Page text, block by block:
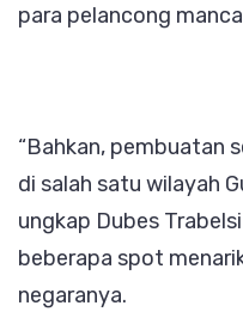
para pelancong
“Bahkan, pembuatan
di salah satu wilayah
ungkap Dubes
beberapa spot
negaranya.